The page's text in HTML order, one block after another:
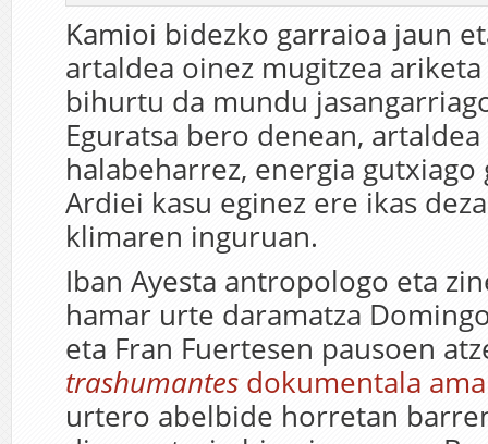
Kamioi bidezko garraioa jaun
artaldea oinez mugitzea
bihurtu da mundu
Eguratsa bero denean,
halabeharrez, energia gutxiago
Ardiei kasu eginez ere ikas
klimaren inguruan.
Iban Ayesta antropologo eta
hamar urte daramatza
eta Fran Fuertesen pausoen
trashumantes dokumentala
urtero abelbide horretan